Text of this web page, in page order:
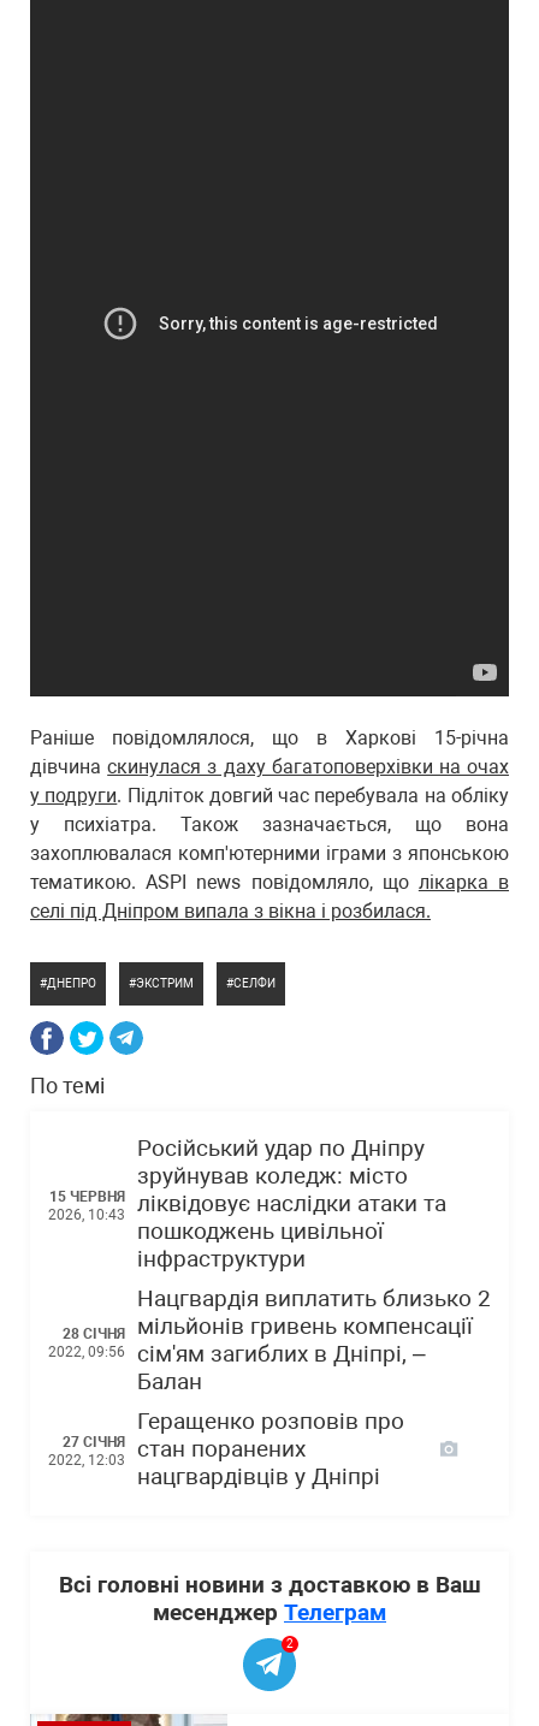
Раніше повідомлялося, що в Харкові 15-річна
дівчинаскинулася з даху багатоповерхівки на очах
у подруги. Підліток довгий час перебувала на обліку
у психіатра. Також зазначається, що вона
захоплювалася комп'ютерними іграми з японською
тематикою. ASPI news повідомляло, що лікарка в
селі під Дніпром випала з вікна і розбилася.
ДНЕПРО ЭКСТРИМ СЕЛФИ
По темі
15 ЧЕРВНЯ
2026, 10:43
Російський удар по Дніпру
зруйнував коледж: місто
ліквідовує наслідки атаки та
пошкоджень цивільної
інфраструктури
28 СІЧНЯ
2022, 09:56
Нацгвардія виплатить близько 2
мільйонів гривень компенсації
сім'ям загиблих в Дніпрі, –
Балан
27 СІЧНЯ
2022, 12:03
Геращенко розповів про
стан поранених
нацгвардівців у Дніпрі
Всі головні новини з доставкою в Ваш
месенджер Телеграм
2